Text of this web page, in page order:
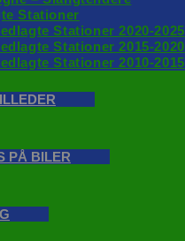
Stationer
Stationer 2020-2025
Stationer 2015-2020
Stationer 2010-2015
PÅ BILER